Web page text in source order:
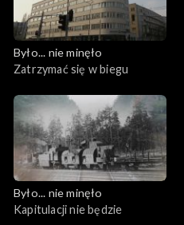
Było... nie minęło
Zatrzymać się w biegu
Było... nie minęło
Kapitulacji nie będzie